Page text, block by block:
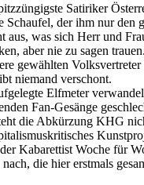
Satiriker
Schaufel, der ihm nur den
aus, was sich Herr und
aber nie zu sagen
gewählten Volksvertreter
niemand verschont.
Elfmeter
Fan-Gesänge
die Abkürzung KHG
Kabarettist Woche für
die hier erstmals